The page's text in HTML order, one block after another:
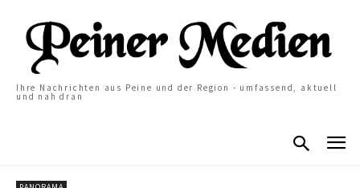
Ihre Nachrichten aus Peine und der Region - umfassend, aktuell
und nah dran